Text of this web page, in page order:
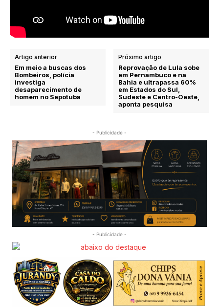
Artigo anterior
Em meio a buscas dos
Bombeiros, polícia
investiga
desaparecimento de
homem no Sepotuba
Próximo artigo
Reprovação de Lula sobe
em Pernambuco e na
Bahia e ultrapassa 60%
em Estados do Sul,
Sudeste e Centro-Oeste,
aponta pesquisa
- Publicidade -
- Publicidade -